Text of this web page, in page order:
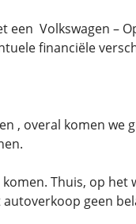
een Volkswagen –
financiële
, overal komen we
Thuis, op het
geen